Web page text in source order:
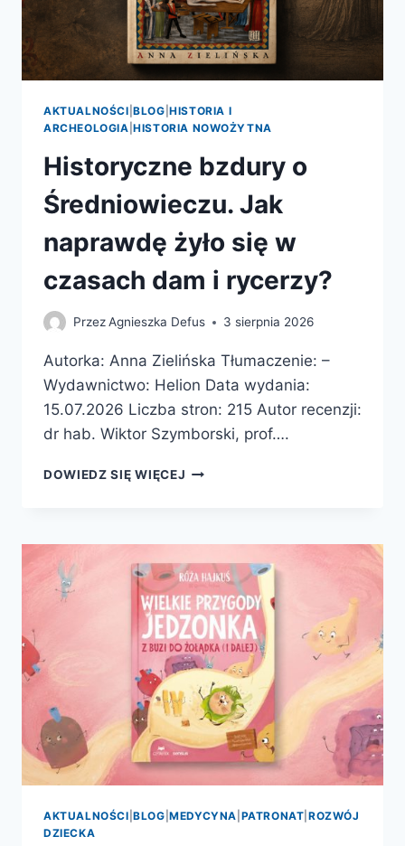
AKTUALNOŚCI |BLOG |HISTORIA I
ARCHEOLOGIA |HISTORIA NOWOŻYTNA
Historyczne bzdury o
Średniowieczu. Jak
naprawdę żyło się w
czasach dam i rycerzy?
PrzezAgnieszka Defus 3 sierpnia 2026
Autorka: Anna Zielińska Tłumaczenie: –
Wydawnictwo: Helion Data wydania:
15.07.2026 Liczba stron: 215 Autor recenzji:
dr hab. Wiktor Szymborski, prof….
DOWIEDZ SIĘ WIĘCEJ HISTORYCZNE
JAK
NAPRAWDĘ
ŻYŁO
SIĘ
W
CZASACH
DAM
RYCERZY?
AKTUALNOŚCI |BLOG |MEDYCYNA PATRONAT ROZWÓJ
DZIECKA